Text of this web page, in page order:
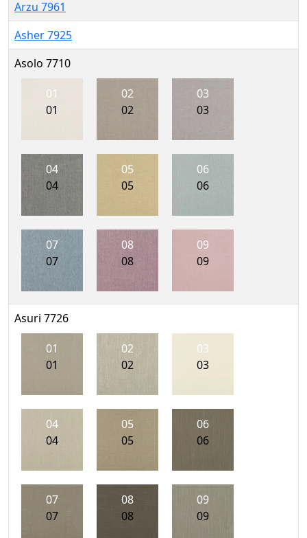
Arzu 7961
Asher 7925
Asolo 7710
01
01
02
02
03
03
04
04
05
05
06
06
07
07
08
08
09
09
Asuri 7726
01
01
02
02
03
03
04
04
05
05
06
06
07
07
08
08
09
09